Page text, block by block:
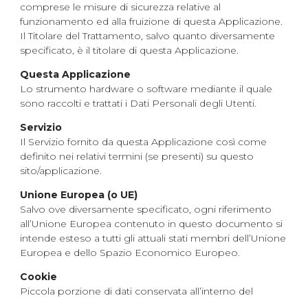
comprese le misure di sicurezza relative al
funzionamento ed alla fruizione di questa Applicazione.
Il Titolare del Trattamento, salvo quanto diversamente
specificato, è il titolare di questa Applicazione.
Questa Applicazione
Lo strumento hardware o software mediante il quale
sono raccolti e trattati i Dati Personali degli Utenti.
Servizio
Il Servizio fornito da questa Applicazione così come
definito nei relativi termini (se presenti) su questo
sito/applicazione.
Unione Europea (o UE)
Salvo ove diversamente specificato, ogni riferimento
all’Unione Europea contenuto in questo documento si
intende esteso a tutti gli attuali stati membri dell’Unione
Europea e dello Spazio Economico Europeo.
Cookie
Piccola porzione di dati conservata all’interno del